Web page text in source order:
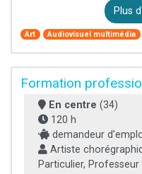
Plus
Art Audiovisuel multimédia
Formation
En centre (34)
120 h
demandeur
Artiste
Particulier, Professeur